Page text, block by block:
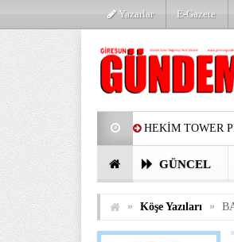
Yazarlar E-Gazete
HEKİM TOWER
PARTİ’DE YENİ
BİRİNCİSİ
GÜNCEL
» Köşe Yazıları »